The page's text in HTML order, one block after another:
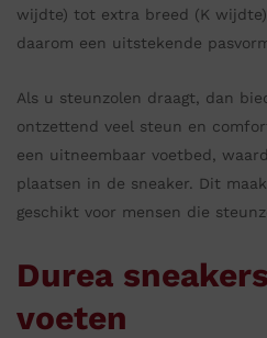
wijdte) tot extra breed (K
daarom een uitstekende
Als u steunzolen draagt, dan
ontzettend veel steun en
een uitneembaar voetbed,
plaatsen in de sneaker. Dit
geschikt voor mensen die
Durea
voeten